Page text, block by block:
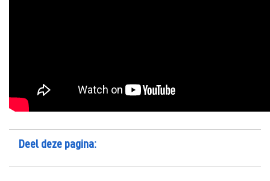
Deel deze pagina: